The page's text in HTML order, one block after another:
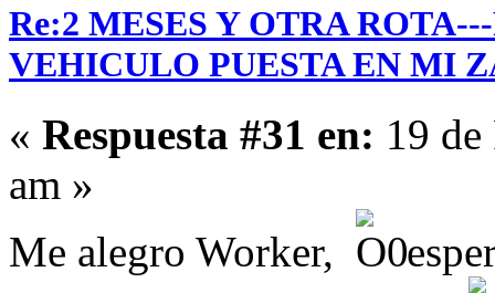
Re:2 MESES Y OTRA
VEHICULO PUESTA EN MI
« Respuesta #31 en: 19
am »
Me alegro Worker,